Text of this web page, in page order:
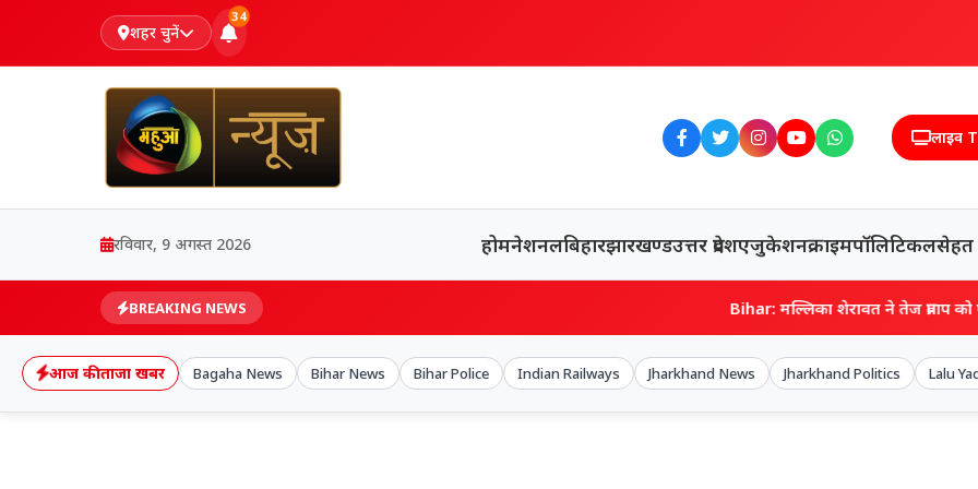
शहर चुनें
34
लाइव
रविवार, 9 अगस्त 2026 होमनेशनलबिहारझारखण्डउत्तर प्रदेशएजुकेशनक्राइमपॉलिटिकलसेहत
BREAKING NEWS Bihar: मल्लिका शेरावत ने तेज प्रताप को पहनाया कोट,
आज की ताजा खबर Bagaha News Bihar News Bihar Police Indian Railways Jharkhand News Jharkhand Politics Lalu